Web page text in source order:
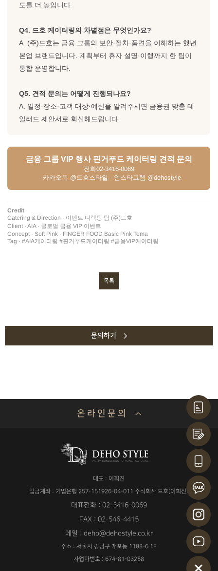
도를 더 높입니다.
Q4. 드호 케이터링의 차별점은 무엇인가요?
A. (주)드호는 금융 그룹의 보안·절차·품견을 이해하는 했년
본업 브랜드입니다. 계획부터 휴자 설명·이행까지 한 팀이
통합 운영합니다.
Q5. 견적 문의는 어떻게 진행되나요?
A. 일정·장소·고객 대상·예산을 알려주시면 금융권 맞춤 테
일러드 제안서로 회신해드립니다.
금융 그룹 VIP 행사 핀거푸드 케이터링 견적 문의
전화02-3416-0069
· 카카오톡 @드호스타일 · 인스타그램 @dehostyle
Credit
Catering & Direction · 이벤트 디렉팅 팀 (주)드호
Client · AIA · 글로벌 금융 VIP 이벤트
Concept · Soft Pink · FINGER FOOD Basic Pink Tema
Tag · #AIA케이터링 #핀거푸드케이터링 #금융VIP케이터링
목록
문의하기
온 라 인 문 의
대표 : 이희진
입금계좌 : 기업은행 257-151926-04-011 주식회사 드호(이희진)
대표전화 : 02-3416-0069
FAX : 02-546-4415
메일 : deho@dehostyle.co.kr
주소 : 서울시 강남구 개포동 1188-6 1F
사업자번호 : 674-81-03258